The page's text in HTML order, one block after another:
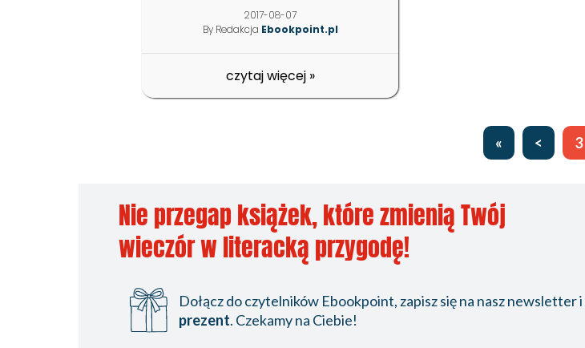
2017-08-07
By Redakcja Ebookpoint.pl
czytaj więcej »
« < 3
Nie przegap książek, które zmienią Twój
wieczór w literacką przygodę!
Dołącz do czytelników Ebookpoint, zapisz się na nasz newsletter i
prezent. Czekamy na Ciebie!